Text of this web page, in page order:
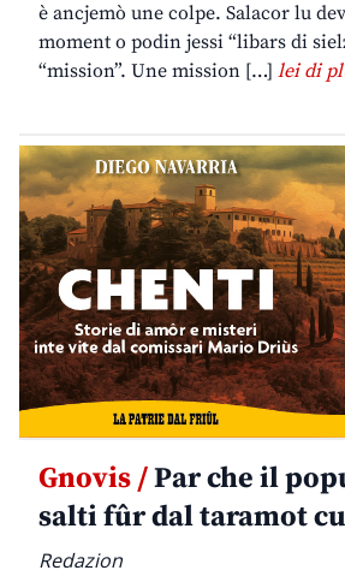
è ancjemò une colpe. Salacor lu
moment o podin jessi “libars di
“mission”. Une mission […] lei di
Gnovis /Par che il
salti fûr dal taramot
Redazion